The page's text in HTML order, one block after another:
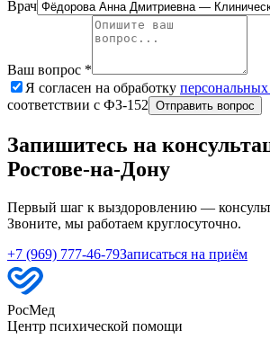
Врач
Ваш вопрос *
Я согласен на обработку
соответствии с ФЗ-152 Отправить вопрос
Запишитесь на
Ростове-на-Дону
Первый шаг к выздоровлению —
Звоните, мы работаем круглосуточно.
+7 (969) 777-46-79Записаться на приём
РосМед
Центр психической помощи